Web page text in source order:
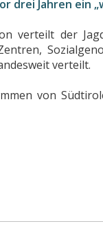
drei Jahren ein
verteilt der
verteilt.
von